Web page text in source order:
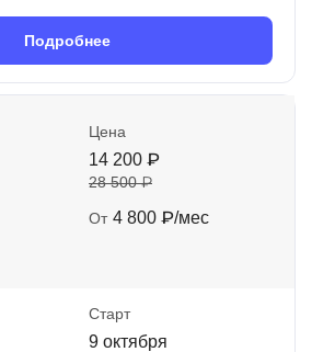
Подробнее
Цена
14 200 ₽
28 500 ₽
От 4 800 ₽/мес
Старт
9 октября